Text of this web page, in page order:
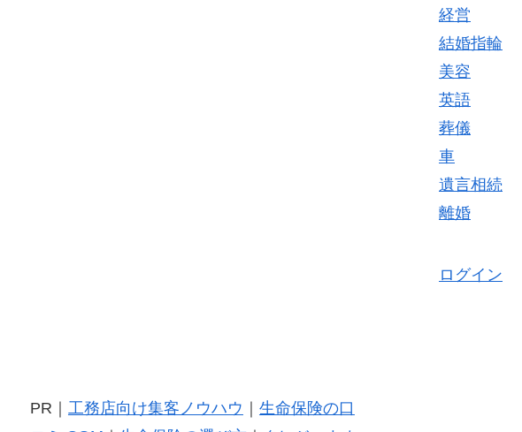
経営
結婚指輪
美容
英語
葬儀
車
遺言相続
離婚
ログイン
PR｜ 工務店向け集客ノウハウ
生命保険の口